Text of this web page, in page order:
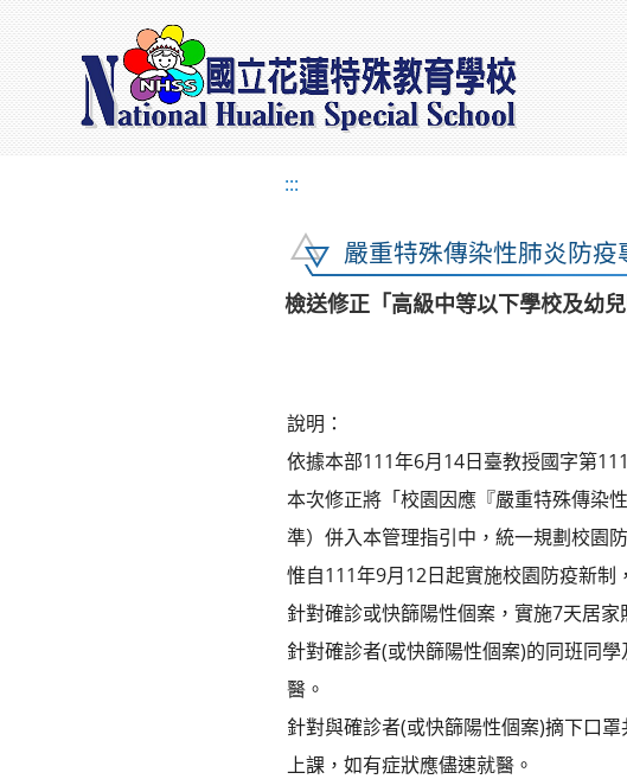
:::
嚴重特殊傳染性肺炎防疫
檢送修正「高級中等以下學校及幼
說明：
依據本部111年6月14日臺教授國字第
本次修正將「校園因應『嚴重特殊傳染
準）併入本管理指引中，統一規劃校園
惟自111年9月12日起實施校園防疫新制
針對確診或快篩陽性個案，實施7天居
針對確診者(或快篩陽性個案)的同班同
醫。
針對與確診者(或快篩陽性個案)摘下口
上課，如有症狀應儘速就醫。